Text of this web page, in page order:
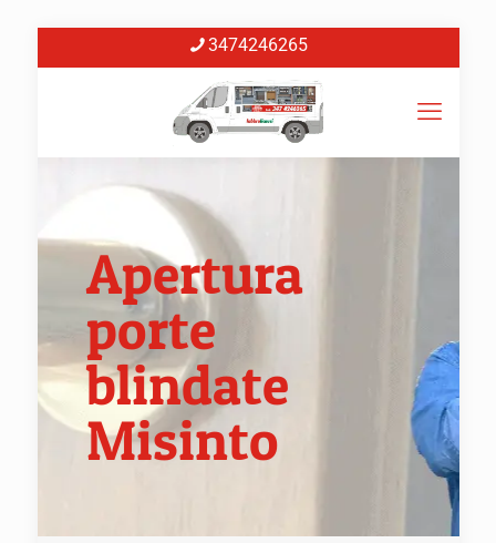
3474246265
Apertura
porte
blindate
Misinto